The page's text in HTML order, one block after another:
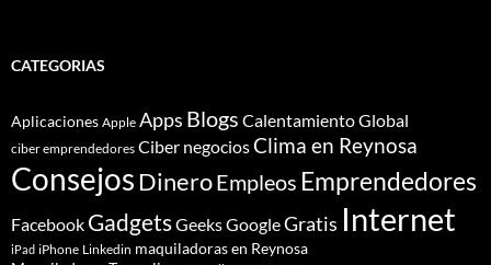
CATEGORIAS
Aplicaciones Apple Apps Blogs Calentamiento Global
ciber emprendedores Ciber negociosClima en Reynosa
ConsejosDineroEmpleos Emprendedores
Facebook GadgetsGeeksGoogleGratis Internet
iPad iPhone Linkedin maquiladoras en Reynosa